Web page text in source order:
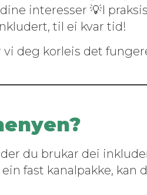
inter­ess­er 💡I
til ei kvar tid!
vi deg kor­leis det
du brukar dei
fast kanal­pakke, kan